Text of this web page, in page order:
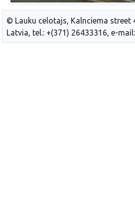
© Lauku celotajs, Kalnciema street
Latvia, tel.: +(371) 26433316, e-mail: